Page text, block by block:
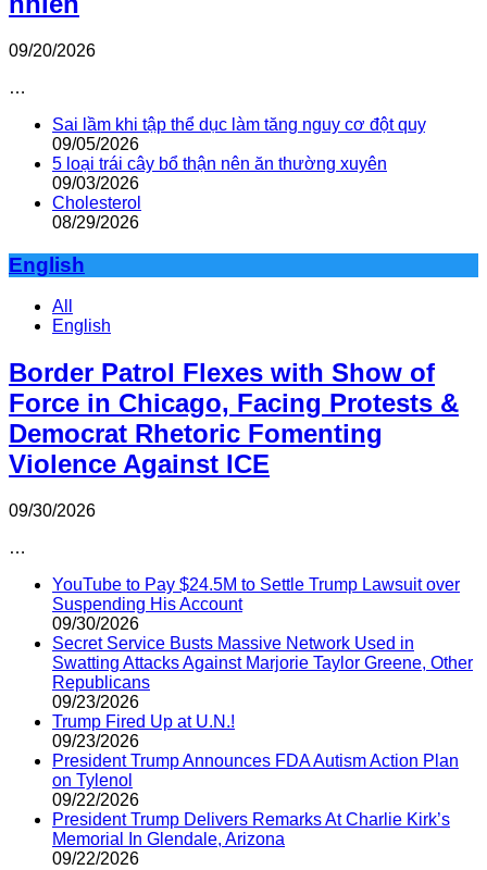
09/20/2026
…
Sai lầm khi tập thể dục làm tăng nguy cơ đột quỵ
09/05/2026
5 loại trái cây bổ thận nên ăn thường xuyên
09/03/2026
Cholesterol
08/29/2026
English
All
English
Border Patrol Flexes with Show of
Force in Chicago, Facing Protests &
Democrat Rhetoric Fomenting
Violence Against ICE
09/30/2026
…
YouTube to Pay $24.5M to Settle Trump Lawsuit over
Suspending His Account
09/30/2026
Secret Service Busts Massive Network Used in
Swatting Attacks Against Marjorie Taylor Greene, Other
Republicans
09/23/2026
Trump Fired Up at U.N.!
09/23/2026
President Trump Announces FDA Autism Action Plan
on Tylenol
09/22/2026
President Trump Delivers Remarks At Charlie Kirk’s
Memorial In Glendale, Arizona
09/22/2026